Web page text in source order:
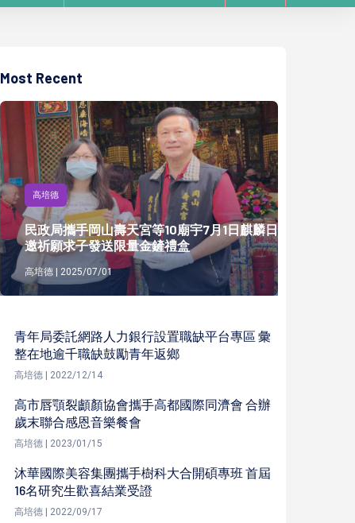
Most Recent
高培德
民政局攜手岡山壽天宮等10廟宇7月1日麒麟日
邀祈願求子發送限量金鏟禮盒
高培德 | 2025/07/01
青年局委託網路人力銀行設置職缺平台專區 彙
整在地逾千職缺鼓勵青年返鄉
高培德 | 2022/12/14
高市唇顎裂顱顏協會攜手高都國際同濟會 合辦
歲末聯合感恩音樂餐會
高培德 | 2023/01/15
沐華國際美容集團攜手樹科大合開碩專班 首屆
16名研究生歡喜結業受證
高培德 | 2022/09/17